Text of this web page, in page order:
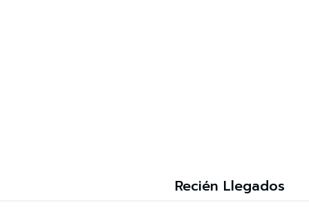
Recién Llegados